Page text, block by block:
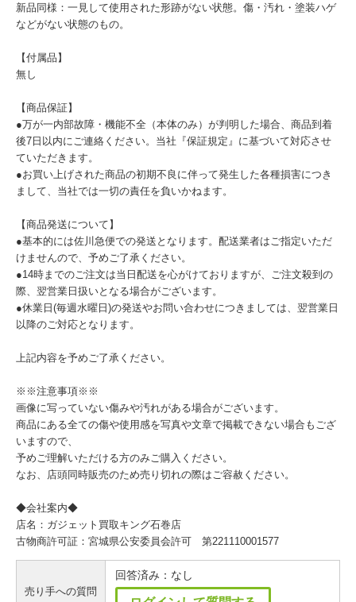
新品同様：一見して使用された形跡がない状態。傷・汚れ・塗装ハゲ
などがない状態のもの。
【付属品】
無し
【商品保証】
●万が一内部故障・機能不全（本体のみ）が判明した場合、商品到着
後7日以内にご連絡ください。当社『保証規定』に基づいて対応させ
ていただきます。
●お買い上げされた商品の初期不良に伴って発生した各種損害につき
まして、当社では一切の責任を負いかねます。
【商品発送について】
●基本的には佐川急便での発送となります。配送業者はご指定いただ
けませんので、予めご了承ください。
●14時までのご注文は当日配送を心がけておりますが、ご注文殺到の
際、翌営業日扱いとなる場合がございます。
●休業日(毎週水曜日)の発送やお問い合わせにつきましては、翌営業日
以降のご対応となります。
上記内容を予めご了承ください。
※※注意事項※※
画像に写っていない傷みや汚れがある場合がございます。
商品にある全ての傷や使用感を写真や文章で掲載できない場合もござ
いますので、
予めご理解いただける方のみご購入ください。
なお、店頭同時販売のため売り切れの際はご容赦ください。
◆会社案内◆
店名：ガジェット買取キング石巻店
古物商許可証：宮城県公安委員会許可 第221110001577
売り手への質問
回答済み：なし